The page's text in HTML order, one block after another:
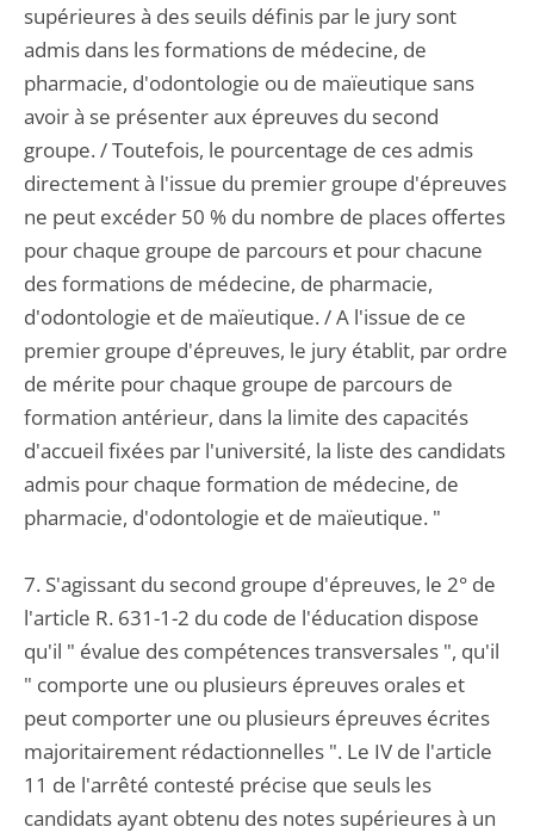
supérieures à des seuils définis par le jury sont
admis dans les formations de médecine, de
pharmacie, d'odontologie ou de maïeutique sans
avoir à se présenter aux épreuves du second
groupe. / Toutefois, le pourcentage de ces admis
directement à l'issue du premier groupe d'épreuves
ne peut excéder 50 % du nombre de places offertes
pour chaque groupe de parcours et pour chacune
des formations de médecine, de pharmacie,
d'odontologie et de maïeutique. / A l'issue de ce
premier groupe d'épreuves, le jury établit, par ordre
de mérite pour chaque groupe de parcours de
formation antérieur, dans la limite des capacités
d'accueil fixées par l'université, la liste des candidats
admis pour chaque formation de médecine, de
pharmacie, d'odontologie et de maïeutique. "
7. S'agissant du second groupe d'épreuves, le 2° de
l'article R. 631-1-2 du code de l'éducation dispose
qu'il " évalue des compétences transversales ", qu'il
" comporte une ou plusieurs épreuves orales et
peut comporter une ou plusieurs épreuves écrites
majoritairement rédactionnelles ". Le IV de l'article
11 de l'arrêté contesté précise que seuls les
candidats ayant obtenu des notes supérieures à un